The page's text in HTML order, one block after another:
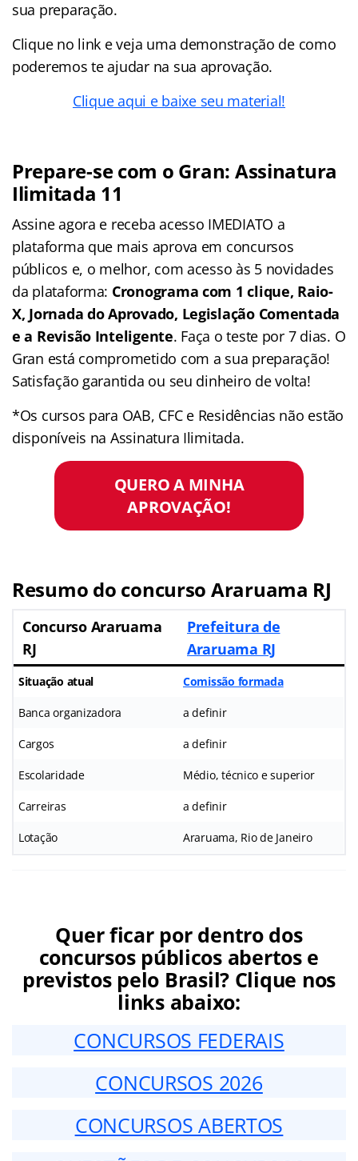
sua preparação.
Clique no link e veja uma demonstração de como
poderemos te ajudar na sua aprovação.
Clique aqui e baixe seu material!
Prepare-se com o Gran: Assinatura
Ilimitada 11
Assine agora e receba acesso IMEDIATO a
plataforma que mais aprova em concursos
públicos e, o melhor, com acesso às 5 novidades
da plataforma: Cronograma com 1 clique, Raio-
X, Jornada do Aprovado, Legislação Comentada
e a Revisão Inteligente. Faça o teste por 7 dias. O
Gran está comprometido com a sua preparação!
Satisfação garantida ou seu dinheiro de volta!
*Os cursos para OAB, CFC e Residências não estão
disponíveis na Assinatura Ilimitada.
QUERO A MINHA
APROVAÇÃO!
Resumo do concurso Araruama RJ
Concurso Araruama
RJ
Prefeitura de
Araruama RJ
Situação atual Comissão formada
Banca organizadora a definir
Cargos a definir
Escolaridade Médio, técnico e superior
Carreiras a definir
Lotação Araruama, Rio de Janeiro
Quer ficar por dentro dos
concursos públicos abertos e
previstos pelo Brasil? Clique nos
links abaixo:
CONCURSOS FEDERAIS
CONCURSOS 2026
CONCURSOS ABERTOS